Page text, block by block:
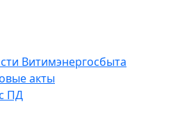
Витимэнергосбыта
акты
ПД